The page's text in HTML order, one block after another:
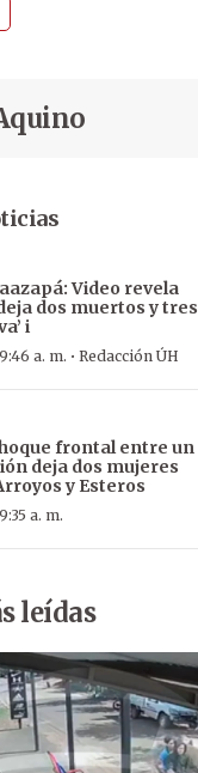
Video revela
dos muertos y tres
i
a. m. · Redacción ÚH
frontal entre un
deja dos mujeres
y Esteros
a. m.
leídas